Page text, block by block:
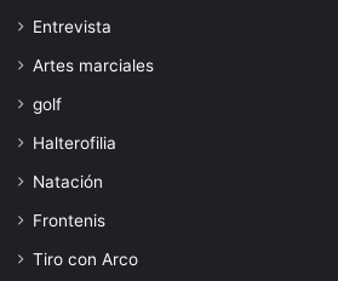
Entrevista
Artes marciales
golf
Halterofilia
Natación
Frontenis
Tiro con Arco